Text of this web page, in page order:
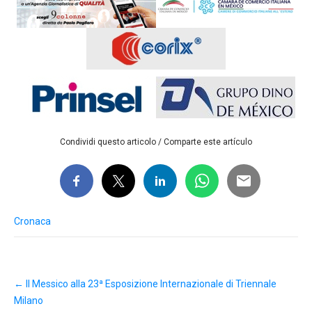
Condividi questo articolo / Comparte este artículo
Cronaca
navigation
←
Il Messico alla 23ª Esposizione Internazionale di Triennale
Milano